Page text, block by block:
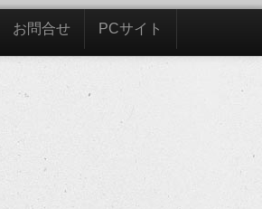
お問合せ PCサイト